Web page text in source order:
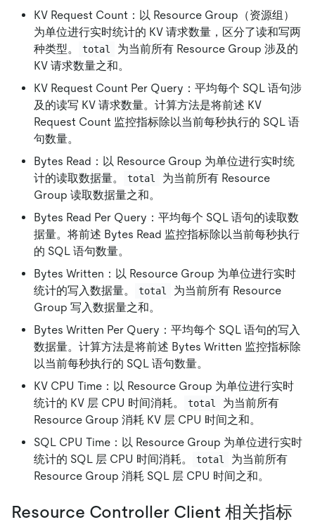
KV Request Count：以 Resource Group（资源组）
为单位进行实时统计的 KV 请求数量，区分了读和写两
种类型。
total
为当前所有 Resource Group 涉及的
KV 请求数量之和。
KV Request Count Per Query：平均每个 SQL 语句涉
及的读写 KV 请求数量。计算方法是将前述 KV
Request Count 监控指标除以当前每秒执行的 SQL 语
句数量。
Bytes Read：以 Resource Group 为单位进行实时统
计的读取数据量。
total
为当前所有 Resource
Group 读取数据量之和。
Bytes Read Per Query：平均每个 SQL 语句的读取数
据量。将前述 Bytes Read 监控指标除以当前每秒执行
的 SQL 语句数量。
Bytes Written：以 Resource Group 为单位进行实时
统计的写入数据量。
total
为当前所有 Resource
Group 写入数据量之和。
Bytes Written Per Query：平均每个 SQL 语句的写入
数据量。计算方法是将前述 Bytes Written 监控指标除
以当前每秒执行的 SQL 语句数量。
KV CPU Time：以 Resource Group 为单位进行实时
统计的 KV 层 CPU 时间消耗。
total
为当前所有
Resource Group 消耗 KV 层 CPU 时间之和。
SQL CPU Time：以 Resource Group 为单位进行实时
统计的 SQL 层 CPU 时间消耗。
total
为当前所有
Resource Group 消耗 SQL 层 CPU 时间之和。
Resource Controller Client 相关指标